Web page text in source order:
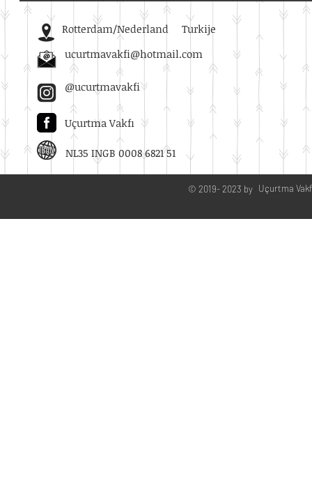
Rotterdam/Nederland
Turkije
ucurtmavakfi@hotmail.com
@ucurtmavakfi
Uçurtma Vakfı
NL35 INGB 0008 6821 51
© 2019- 2023 by Uçurtma